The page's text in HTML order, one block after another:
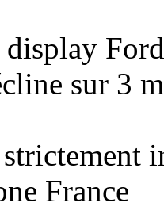
sur 3
France